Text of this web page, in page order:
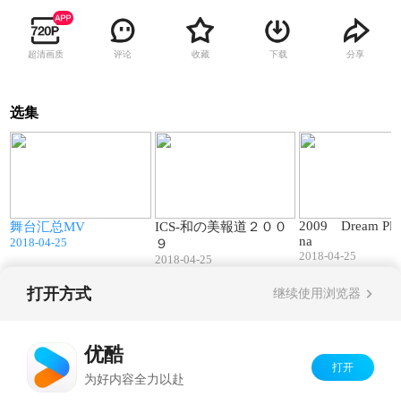
超清画质 评论 收藏 下载 分享
选集
舞台汇总MV
2018-04-25
ICS-和の美報道２００
９
2018-04-25
2009 Dream
na
2018-04-25
打开方式 继续使用浏览器
优酷
为好内容全力以赴
打开